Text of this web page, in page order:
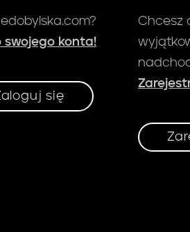
swojego konta!
się
Chcesz